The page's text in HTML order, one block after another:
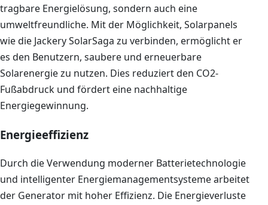
tragbare Energielösung, sondern auch eine
umweltfreundliche. Mit der Möglichkeit, Solarpanels
wie die Jackery SolarSaga zu verbinden, ermöglicht er
es den Benutzern, saubere und erneuerbare
Solarenergie zu nutzen. Dies reduziert den CO2-
Fußabdruck und fördert eine nachhaltige
Energiegewinnung.
Energieeffizienz
Durch die Verwendung moderner Batterietechnologie
und intelligenter Energiemanagementsysteme arbeitet
der Generator mit hoher Effizienz. Die Energieverluste